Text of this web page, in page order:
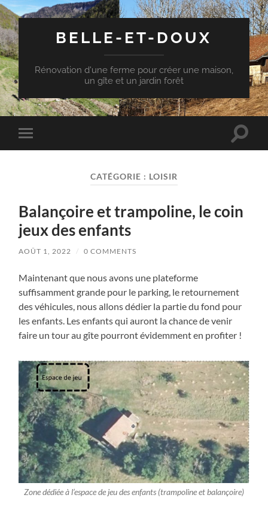
BELLE-ET-DOUX
Rénovation d'une ferme pour créer une maison,
un gîte et un jardin forêt
Toggle
mobile
Toggle
CATÉGORIE : LOISIR
Balançoire et trampoline, le coin
jeux des enfants
AOÛT 1, 2022 / 0 COMMENTS
Maintenant que nous avons une plateforme
suffisamment grande pour le parking, le retournement
des véhicules, nous allons dédier la partie du fond pour
les enfants. Les enfants qui auront la chance de venir
faire un tour au gîte pourront évidemment en profiter !
Zone dédiée à l’espace de jeu des enfants (trampoline et balançoire)